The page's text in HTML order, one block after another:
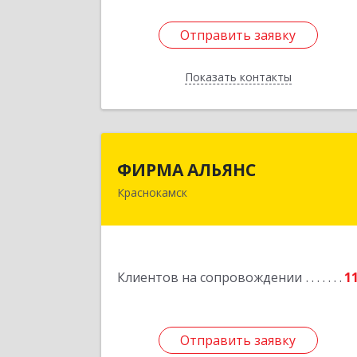
Отправить заявку
Показать контакты
Отправить заявку
Назад
ФИРМА АЛЬЯНС
Краснокамск
Клиентов на сопровождении 11
Отправить заявку
Отправить заявку